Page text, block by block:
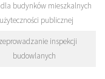
budynków mieszkalnych
publicznej
inspekcji
budowlanych